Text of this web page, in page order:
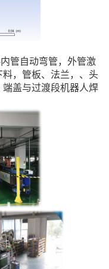
管自动弯管，外管激
，管板、法兰，、头
盖与过渡段机器人焊